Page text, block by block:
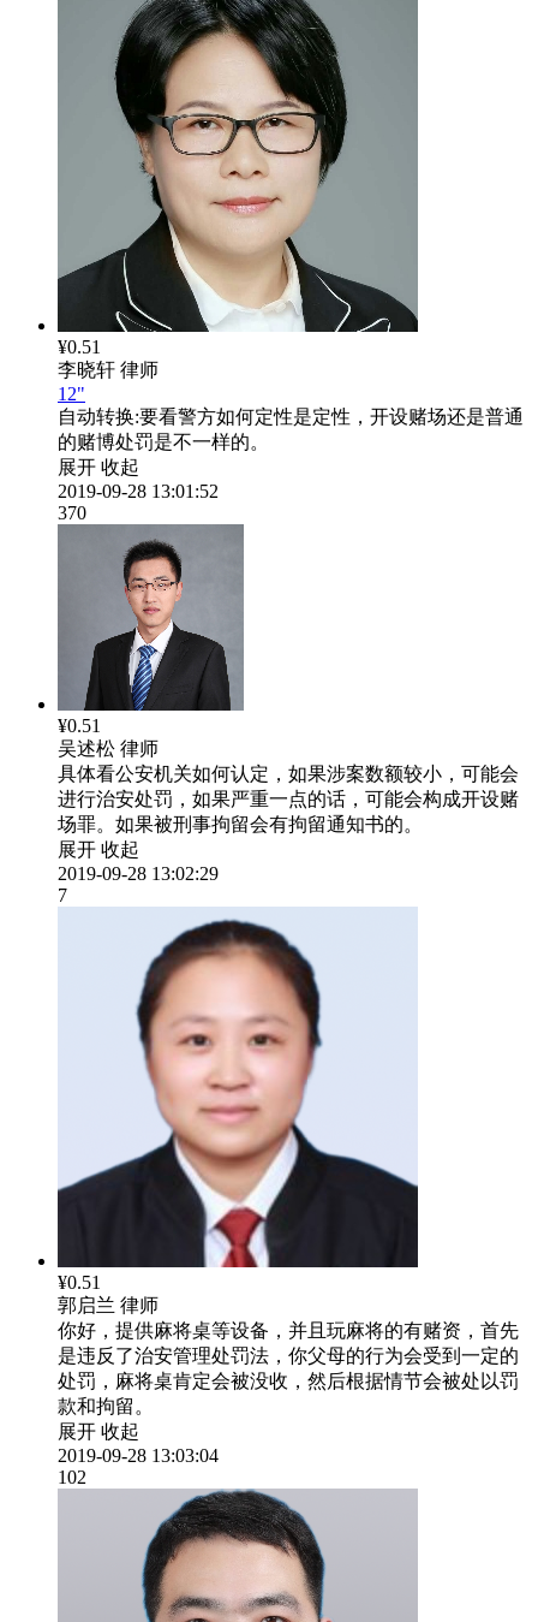
¥0.51
李晓轩 律师
12"
自动转换:要看警方如何定性是定性，开设赌场还是普通
的赌博处罚是不一样的。
展开 收起
2019-09-28 13:01:52
370
¥0.51
吴述松 律师
具体看公安机关如何认定，如果涉案数额较小，可能会
进行治安处罚，如果严重一点的话，可能会构成开设赌
场罪。如果被刑事拘留会有拘留通知书的。
展开 收起
2019-09-28 13:02:29
7
¥0.51
郭启兰 律师
你好，提供麻将桌等设备，并且玩麻将的有赌资，首先
是违反了治安管理处罚法，你父母的行为会受到一定的
处罚，麻将桌肯定会被没收，然后根据情节会被处以罚
款和拘留。
展开 收起
2019-09-28 13:03:04
102